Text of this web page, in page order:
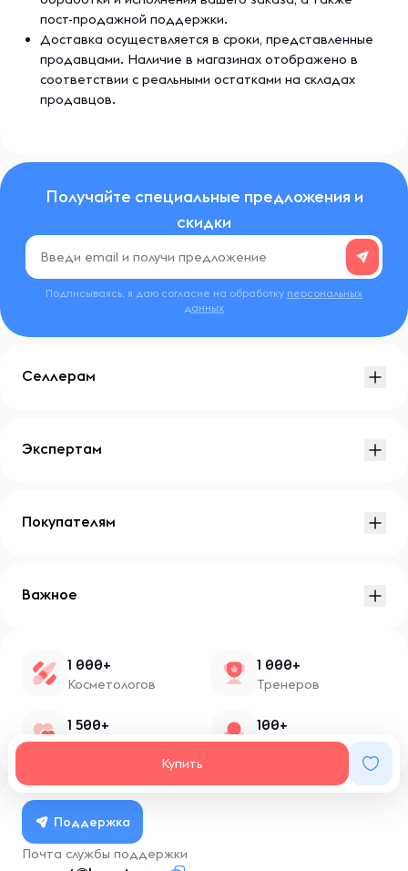
пост-продажной поддержки.
Доставка осуществляется в сроки, представленные
продавцами. Наличие в магазинах отображено в
соответствии с реальными остатками на складах
продавцов.
Получайте специальные предложения и
скидки
Подписываясь, я даю согласие на обработку персональных
данных
Купить
Селлерам
Экспертам
Покупателям
Важное
1 000+
Косметологов
1 000+
Тренеров
1 500+
Нутрициологов
100+
Блоггеров
Поддержка
Почта службы поддержки